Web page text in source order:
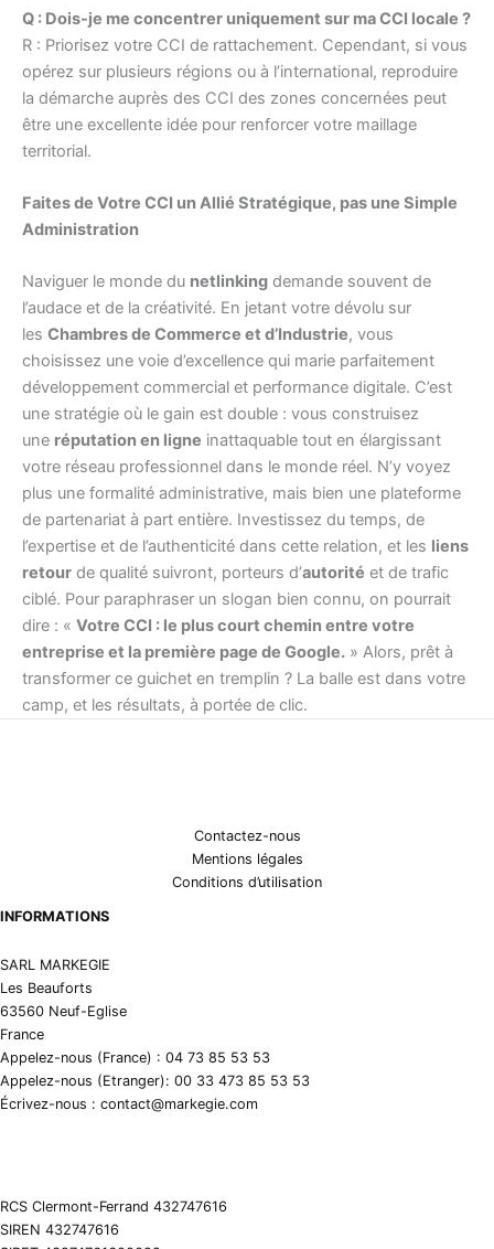
Q : Dois-je me concentrer uniquement sur ma CCI locale ?
R : Priorisez votre CCI de rattachement. Cependant, si vous
opérez sur plusieurs régions ou à l’international, reproduire
la démarche auprès des CCI des zones concernées peut
être une excellente idée pour renforcer votre maillage
territorial.
Faites de Votre CCI un Allié Stratégique, pas une Simple
Administration
Naviguer le monde du netlinking demande souvent de
l’audace et de la créativité. En jetant votre dévolu sur
les Chambres de Commerce et d’Industrie, vous
choisissez une voie d’excellence qui marie parfaitement
développement commercial et performance digitale. C’est
une stratégie où le gain est double : vous construisez
une réputation en ligne inattaquable tout en élargissant
votre réseau professionnel dans le monde réel. N’y voyez
plus une formalité administrative, mais bien une plateforme
de partenariat à part entière. Investissez du temps, de
l’expertise et de l’authenticité dans cette relation, et les liens
retour de qualité suivront, porteurs d’autorité et de trafic
ciblé. Pour paraphraser un slogan bien connu, on pourrait
dire : « Votre CCI : le plus court chemin entre votre
entreprise et la première page de Google. » Alors, prêt à
transformer ce guichet en tremplin ? La balle est dans votre
camp, et les résultats, à portée de clic.
Contactez-nous
Mentions légales
Conditions d’utilisation
INFORMATIONS
SARL MARKEGIE
Les Beauforts
63560 Neuf-Eglise
France
Appelez-nous (France) : 04 73 85 53 53
Appelez-nous (Etranger): 00 33 473 85 53 53
Écrivez-nous : contact@markegie.com
RCS Clermont-Ferrand 432747616
SIREN 432747616